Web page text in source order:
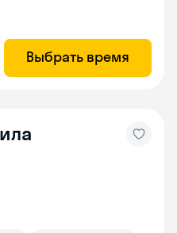
Выбрать время